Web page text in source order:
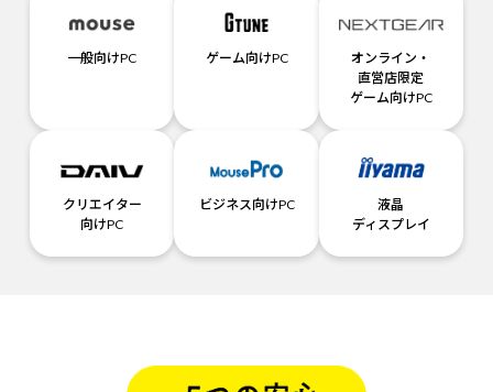
一般向けPC ゲーム向けPC
オンライン・
直営店限定
ゲーム向けPC
クリエイター
向けPC
ビジネス向けPC
液晶
ディスプレイ